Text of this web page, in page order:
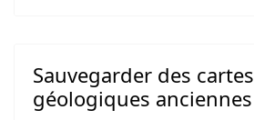
Sauvegarder des cartes
géologiques anciennes